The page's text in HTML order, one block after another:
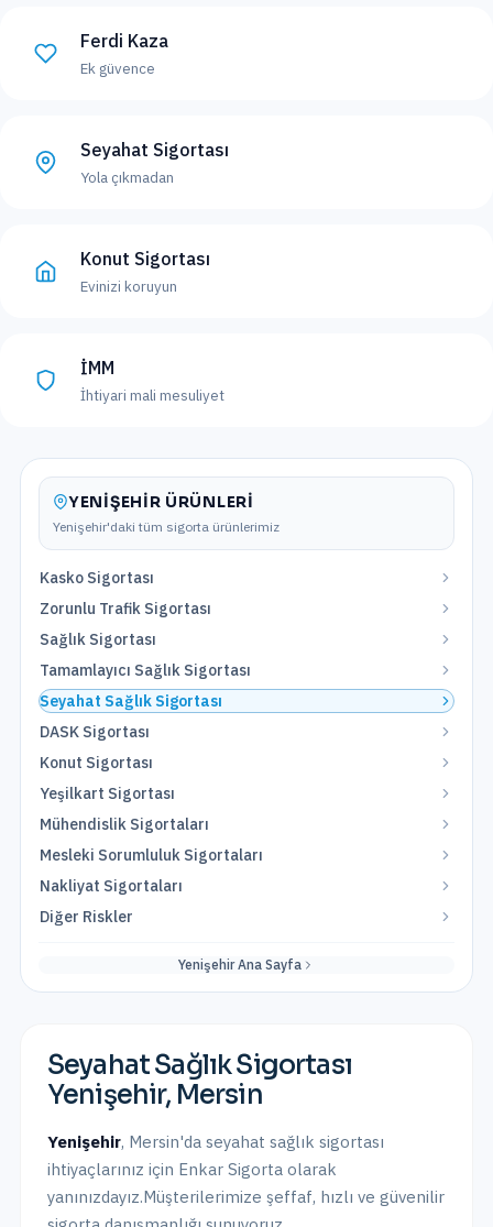
Ferdi Kaza
Ek güvence
Seyahat Sigortası
Yola çıkmadan
Konut Sigortası
Evinizi koruyun
İMM
İhtiyari mali mesuliyet
YENIŞEHIR ÜRÜNLERI
Yenişehir'daki tüm sigorta ürünlerimiz
Kasko Sigortası
Zorunlu Trafik Sigortası
Sağlık Sigortası
Tamamlayıcı Sağlık Sigortası
Seyahat Sağlık Sigortası
DASK Sigortası
Konut Sigortası
Yeşilkart Sigortası
Mühendislik Sigortaları
Mesleki Sorumluluk Sigortaları
Nakliyat Sigortaları
Diğer Riskler
YenişehirAna Sayfa
Seyahat Sağlık Sigortası
Yenişehir, Mersin
Yenişehir, Mersin'da seyahat sağlık sigortası
ihtiyaçlarınız için Enkar Sigorta olarak
yanınızdayız.Müşterilerimize şeffaf, hızlı ve güvenilir